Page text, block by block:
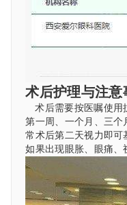
术后护理与注意
术后需要按医嘱使用
第一周、一个月、三个
常术后第二天视力即可
如果出现眼胀、眼痛、